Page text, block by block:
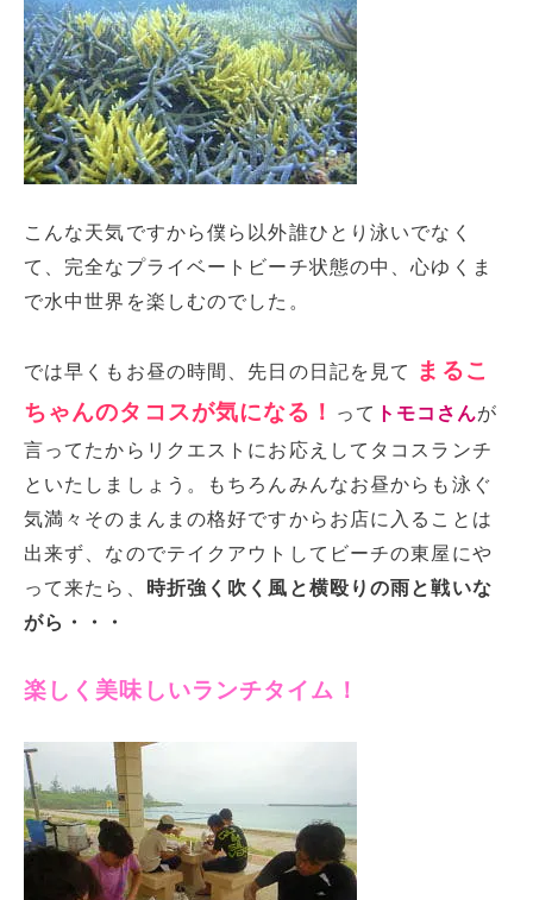
こんな天気ですから僕ら以外誰ひとり泳いでなく
て、完全なプライベートビーチ状態の中、心ゆくま
で水中世界を楽しむのでした。
では早くもお昼の時間、先日の日記を見て
まるこ
ちゃんのタコスが気になる！
って トモコさんが
言ってたからリクエストにお応えしてタコスランチ
といたしましょう。もちろんみんなお昼からも泳ぐ
気満々そのまんまの格好ですからお店に入ることは
出来ず、なのでテイクアウトしてビーチの東屋にや
って来たら、
時折強く吹く風と横殴りの雨と戦いな
がら・・・
楽しく美味しいランチタイム！